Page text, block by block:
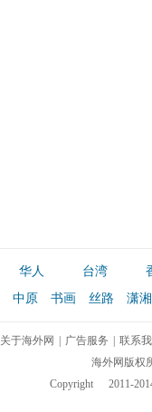
华人 台湾
中原 书画 丝路 潇湘
关于海外网 广告服务
联系
海外网版权
Copyright
2011-